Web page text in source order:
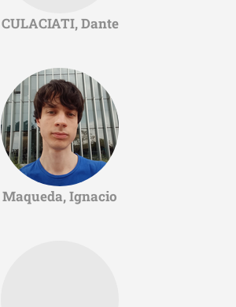
CULACIATI, Dante
Maqueda, Ignacio